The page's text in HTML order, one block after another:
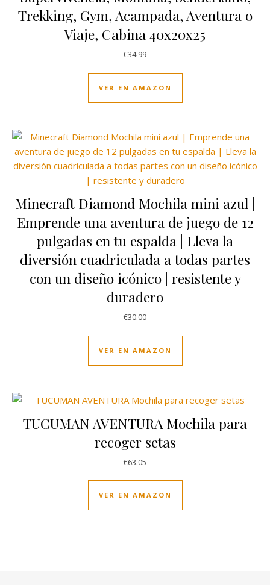
Trekking, Gym, Acampada, Aventura o
Viaje, Cabina 40x20x25
€34.99
VER EN AMAZON
Minecraft Diamond Mochila mini azul |
Emprende una aventura de juego de 12
pulgadas en tu espalda | Lleva la
diversión cuadriculada a todas partes
con un diseño icónico | resistente y
duradero
€30.00
VER EN AMAZON
TUCUMAN AVENTURA Mochila para
recoger setas
€63.05
VER EN AMAZON